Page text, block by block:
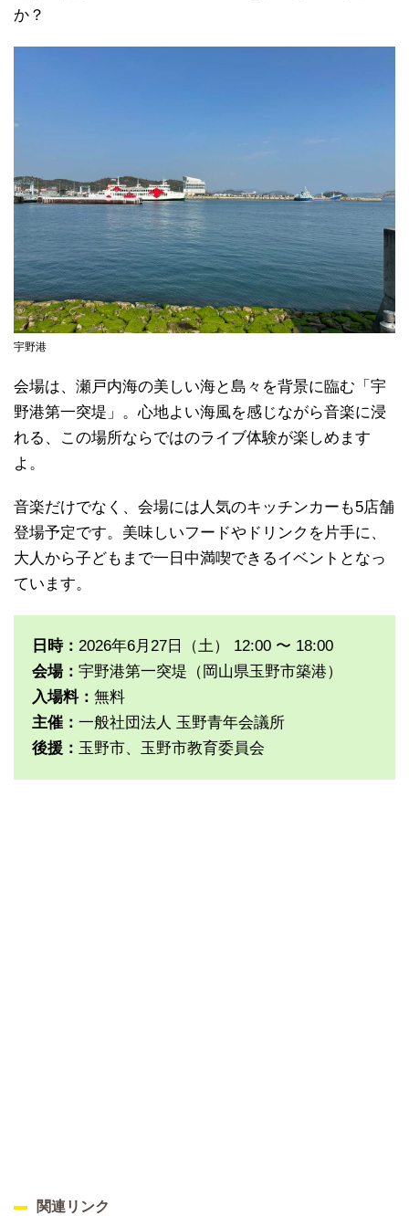
か？
宇野港
会場は、瀬戸内海の美しい海と島々を背景に臨む「宇
野港第一突堤」。心地よい海風を感じながら音楽に浸
れる、この場所ならではのライブ体験が楽しめます
よ。
音楽だけでなく、会場には人気のキッチンカーも5店舗
登場予定です。美味しいフードやドリンクを片手に、
大人から子どもまで一日中満喫できるイベントとなっ
ています。
日時： 2026年6月27日（土） 12:00 〜 18:00
会場： 宇野港第一突堤（岡山県玉野市築港）
入場料： 無料
主催： 一般社団法人 玉野青年会議所
後援： 玉野市、玉野市教育委員会
関連リンク